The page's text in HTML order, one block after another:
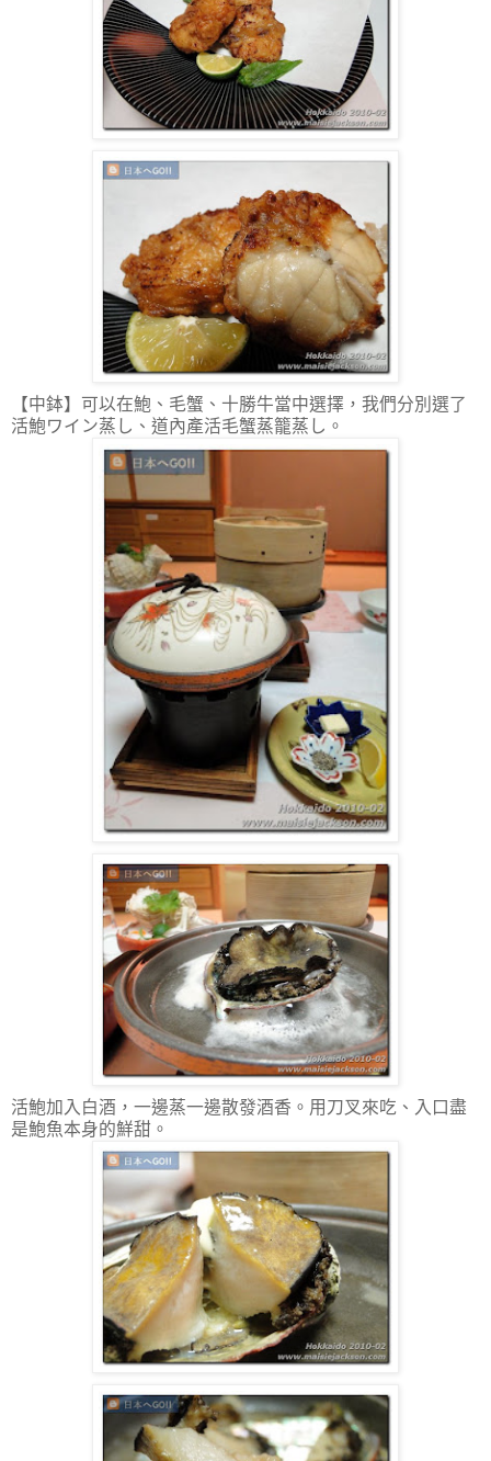
【中鉢】可以在鮑、毛蟹、十勝牛當中選擇，我們分別選了
活鮑ワイン蒸し、道內產活毛蟹蒸籠蒸し。
活鮑加入白酒，一邊蒸一邊散發酒香。用刀叉來吃、入口盡
是鮑魚本身的鮮甜。